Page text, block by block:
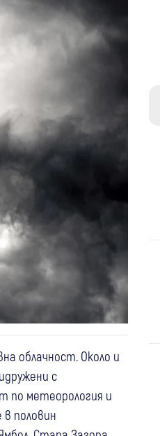
облачност. Около и
с
по метеорология и
половин